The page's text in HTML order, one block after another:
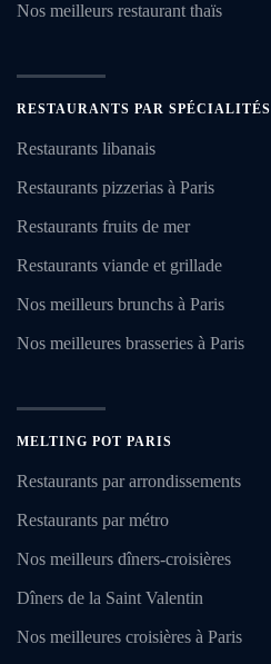
Nos meilleurs restaurant thaïs
RESTAURANTS PAR SPÉCIALITÉS
Restaurants libanais
Restaurants pizzerias à Paris
Restaurants fruits de mer
Restaurants viande et grillade
Nos meilleurs brunchs à Paris
Nos meilleures brasseries à Paris
MELTING POT PARIS
Restaurants par arrondissements
Restaurants par métro
Nos meilleurs dîners-croisières
Dîners de la Saint Valentin
Nos meilleures croisières à Paris